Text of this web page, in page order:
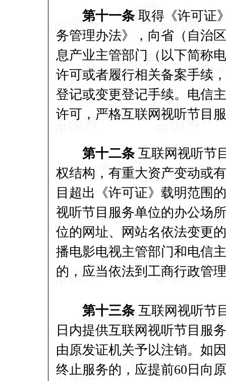
第十一条取得《许可证
务管理办法》，向省（自治
息产业主管部门（以下简称
许可或者履行相关备案手续
登记或变更登记手续。电信
许可，严格互联网视听节目
第十二条互联网视听节
权结构，有重大资产变动或
目超出《许可证》载明范围
视听节目服务单位的办公场
位的网址、网站名依法变更
播电影电视主管部门和电信
的，应当依法到工商行政管
第十三条互联网视听节
日内提供互联网视听节目服
由原发证机关予以注销。如
终止服务的，应提前60日向